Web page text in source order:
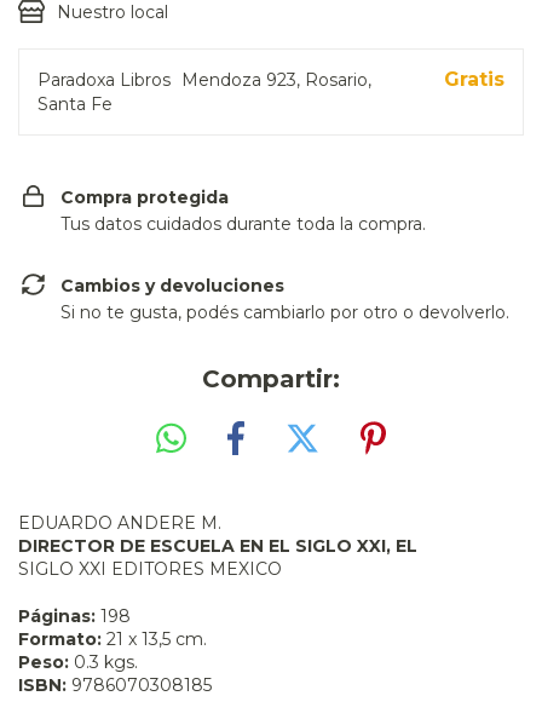
Nuestro local
Paradoxa Libros
Mendoza 923, Rosario,
Santa Fe
Gratis
Compra protegida
Tus datos cuidados durante toda la compra.
Cambios y devoluciones
Si no te gusta, podés cambiarlo por otro o devolverlo.
Compartir:
EDUARDO ANDERE M.
DIRECTOR DE ESCUELA EN EL SIGLO XXI, EL
SIGLO XXI EDITORES MEXICO
Páginas: 198
Formato: 21 x 13,5 cm.
Peso: 0.3 kgs.
ISBN: 9786070308185